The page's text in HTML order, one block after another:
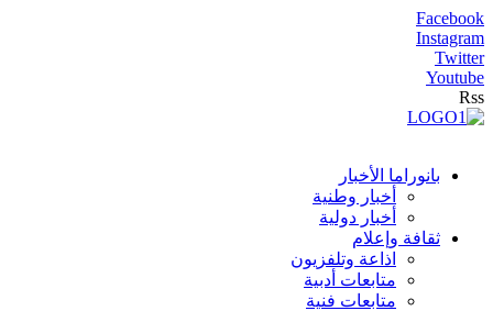
Facebook
Instagram
Twitter
Youtube
Rss
بانوراما الأخبار
أخبار وطنية
أخبار دولية
ثقافة وإعلام
اذاعة وتلفزيون
متابعات أدبية
متابعات فنية